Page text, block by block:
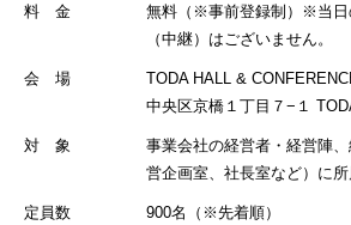
料 金
無料（※事前登録制）※当日
（中継）はございません。
会 場
TODA HALL &
中央区京橋１丁目７−１
対 象
事業会社の経営者・経営陣
営企画室、社長室など）に
定員数 900名（※先着順）